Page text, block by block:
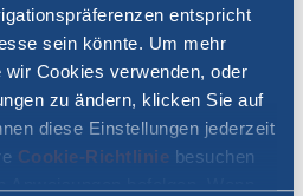
entspricht
sein könnte. Um mehr
Cookies verwenden, oder
zu ändern, klicken Sie auf
diese Einstellungen jederzeit
Cookie-Richtlinie besuchen
werden, angeboten wie zum
und Technik; Kino und Fernseher
Board-Kinos eingeführt
in denen,
Fahrgastschiffen der Flotte